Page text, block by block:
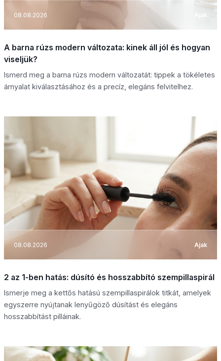
08.08.2026 Ajak
A barna rúzs modern változata: kinek áll jól és hogyan
viseljük?
Ismerd meg a barna rúzs modern változatát: tippek a tökéletes
árnyalat kiválasztásához és a precíz, elegáns felvitelhez.
08.08.2026 Ajak
2 az 1-ben hatás: dúsító és hosszabbító szempillaspirál
Ismerje meg a kettős hatású szempillaspirálok titkát, amelyek
egyszerre nyújtanak lenyűgöző dúsítást és elegáns
hosszabbítást pilláinak.